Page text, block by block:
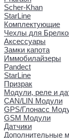
Scher-Khan
StarLine
Комплектующие
Чехлы для
Аксессуары
Замки капота
Иммобилайзеры
Pandect
StarLine
Призрак
Модули, реле и
CAN/LIN Модули
GPS/Глонасс
GSM Модули
Датчики
Дополнительные